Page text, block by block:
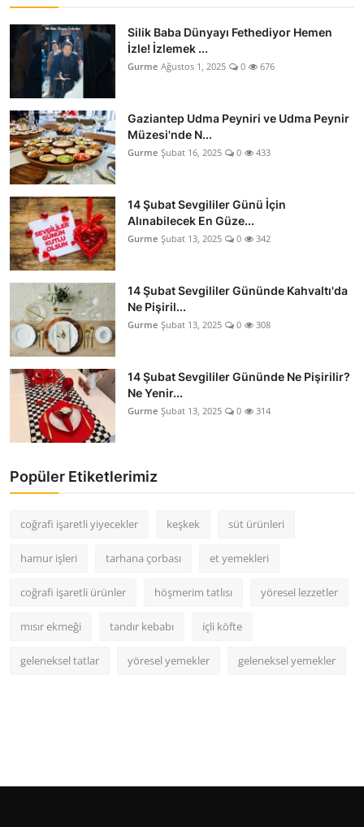
Silik Baba Dünyayı Fethediyor Hemen
İzle! İzlemek ...
Gurme Ağustos 1, 2025 0 676
Gaziantep Udma Peyniri ve Udma Peynir
Müzesi'nde N...
Gurme Şubat 16, 2025 0 433
14 Şubat Sevgililer Günü İçin
Alınabilecek En Güze...
Gurme Şubat 13, 2025 0 342
14 Şubat Sevgililer Gününde Kahvaltı'da
Ne Pişiril...
Gurme Şubat 13, 2025 0 308
14 Şubat Sevgililer Gününde Ne Pişirilir?
Ne Yenir...
Gurme Şubat 13, 2025 0 314
Popüler Etiketlerimiz
coğrafi işaretli yiyecekler keşkek süt ürünleri
hamur işleri tarhana çorbası et yemekleri
coğrafi işaretli ürünler höşmerim tatlısı yöresel lezzetler
mısır ekmeği tandır kebabı içli köfte
geleneksel tatlar yöresel yemekler geleneksel yemekler